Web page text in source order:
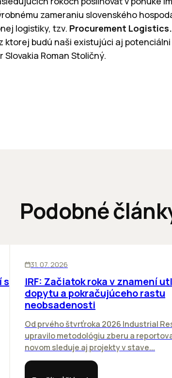
zameraniu slovenského
logistiky, tzv. Procurement Logistics.
ktorej budú naši existujúci aj
Roman Stoličný.
Podobné
31. 07. 2026
IRF: Začiatok roka v znamení
dopytu a pokračujúceho rastu
neobsadenosti
Od prvého štvrťroka 2026 Industrial
upravilo metodológiu zberu a
novom sleduje aj projekty v stave...